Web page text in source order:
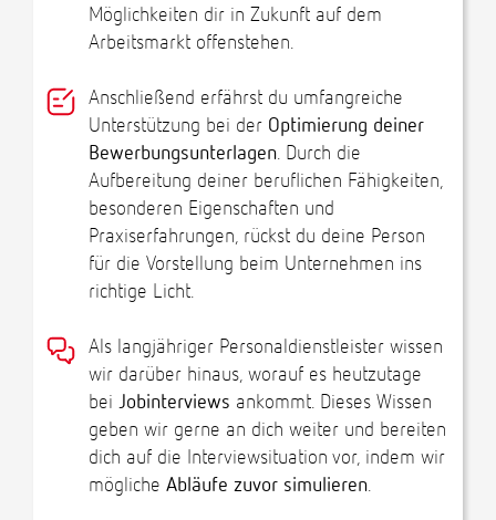
Möglichkeiten dir in Zukunft auf dem
Arbeitsmarkt offenstehen.
Anschließend erfährst du umfangreiche
Unterstützung bei der Optimierung deiner
Bewerbungsunterlagen. Durch die
Aufbereitung deiner beruflichen Fähigkeiten,
besonderen Eigenschaften und
Praxiserfahrungen, rückst du deine Person
für die Vorstellung beim Unternehmen ins
richtige Licht.
Als langjähriger Personaldienstleister wissen
wir darüber hinaus, worauf es heutzutage
beiJobinterviews ankommt. Dieses Wissen
geben wir gerne an dich weiter und bereiten
dich auf die Interviewsituation vor, indem wir
möglicheAbläufe zuvor simulieren.